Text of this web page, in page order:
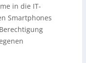
in die IT-
Smartphones